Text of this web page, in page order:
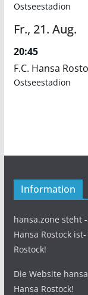
Ostseestadion
Fr., 21. Aug.
20:45
F.C. Hansa
Ostseestadion
Information
hansa.zone steht
Hansa Rostock
Rostock!
Die Website
Hansa Rostock!